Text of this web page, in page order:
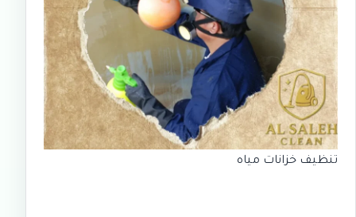
تنظيف خزانات مياه